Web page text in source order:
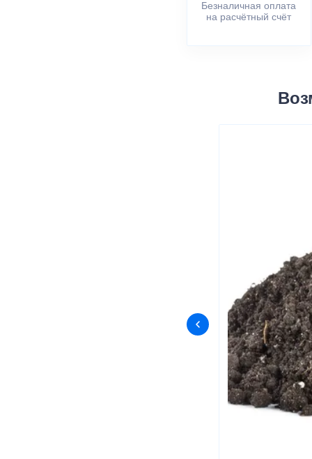
Безналичная оплата
на расчётный счёт